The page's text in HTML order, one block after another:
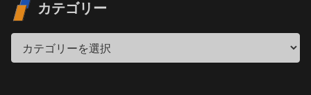
カテゴリー